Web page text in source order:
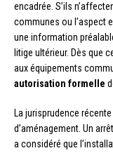
encadrée. S’ils
communes ou l’aspect
une information
litige ultérieur. Dès que
aux équipements
autorisation formelle
La jurisprudence
d’aménagement. Un
a considéré que